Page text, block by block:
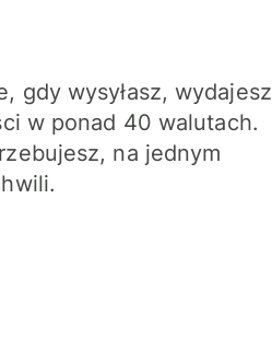
gdy wysyłasz, wydajesz
w ponad 40 walutach.
na jednym